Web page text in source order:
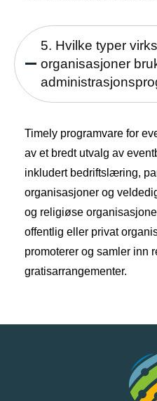
5. Hvilke typer
organisasjoner
Timely programvare for
av et bredt utvalg av
inkludert bedriftslæring,
organisasjoner og
og religiøse
offentlig eller privat
promoterer og samler inn
gratisarrangementer.